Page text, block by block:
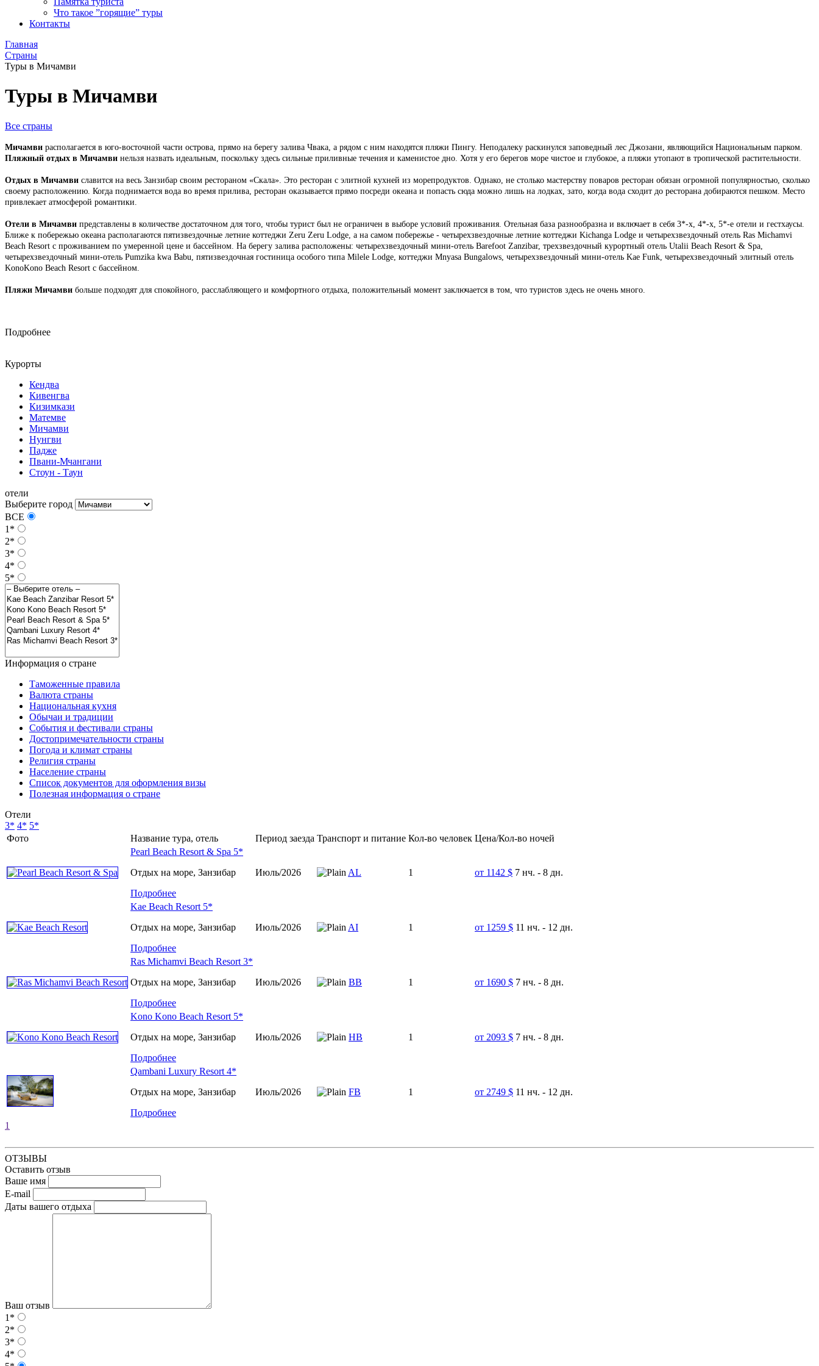
Что такое ”горящие” туры
Контакты
Главная
Страны
Туры в Мичамви
Туры в Мичамви
Все страны
Мичамви располагается в юго-восточной части острова, прямо на берегу залива Чвака, а рядом с ним находятся пляжи Пингу. Неподалеку раскинулся заповедный лес Джозани, являющийся Национальным парком.
Пляжный отдых в Мичамви нельзя назвать идеальным, поскольку здесь сильные приливные течения и каменистое дно. Хотя у его берегов море чистое и глубокое, а пляжи утопают в тропической растительности.
Отдых в Мичамви славится на весь Занзибар своим рестораном «Скала». Это ресторан с элитной кухней из морепродуктов. Однако, не столько мастерству поваров ресторан обязан огромной популярностью, сколько
своему расположению. Когда поднимается вода во время прилива, ресторан оказывается прямо посреди океана и попасть сюда можно лишь на лодках, зато, когда вода сходит до ресторана добираются пешком. Место
привлекает атмосферой романтики.
Отели в Мичамви представлены в количестве достаточном для того, чтобы турист был не ограничен в выборе условий проживания. Отельная база разнообразна и включает в себя 3*-х, 4*-х, 5*-е отели и гестхаусы.
Ближе к побережью океана располагаются пятизвездочные летние коттеджи Zeru Zeru Lodge, а на самом побережье - четырехзвездочные летние коттеджи Kichanga Lodge и четырехзвездочный отель Ras Michamvi
Beach Resort с проживанием по умеренной цене и бассейном. На берегу залива расположены: четырехзвездочный мини-отель Barefoot Zanzibar, трехзвездочный курортный отель Utalii Beach Resort & Spa,
четырехзвездочный мини-отель Pumzika kwa Babu, пятизвездочная гостиница особого типа Milele Lodge, коттеджи Mnyasa Bungalows, четырехзвездочный мини-отель Kae Funk, четырехзвездочный элитный отель
KonoKono Beach Resort с бассейном.
Пляжи Мичамви больше подходят для спокойного, расслабляющего и комфортного отдыха, положительный момент заключается в том, что туристов здесь не очень много.
Подробнее
Курорты
Кендва
Кивенгва
Кизимкази
Матемве
Мичамви
Нунгви
Падже
Пвани-Мчангани
Стоун - Таун
отели
Выберите город
ВСЕ
1*
2*
3*
4*
5*
Информация о стране
Таможенные правила
Валюта страны
Национальная кухня
Обычаи и традиции
События и фестивали страны
Достопримечательности страны
Погода и климат страны
Религия страны
Население страны
Список документов для оформления визы
Полезная информация о стране
Отели
3* 4* 5*
Фото
Название тура, отель Период заезда Транспорт и питание Кол-во человек Цена/Кол-во ночей
Pearl Beach Resort & Spa 5*
Отдых на море, Занзибар
Подробнее
Июль/2026 AL 1 от 1142 $ 7 нч. - 8 дн.
Kae Beach Resort 5*
Отдых на море, Занзибар
Подробнее
Июль/2026 AI 1 от 1259 $ 11 нч. - 12 дн.
Ras Michamvi Beach Resort 3*
Отдых на море, Занзибар
Подробнее
Июль/2026 ВВ 1 от 1690 $ 7 нч. - 8 дн.
Kono Kono Beach Resort 5*
Отдых на море, Занзибар
Подробнее
Июль/2026 HB 1 от 2093 $ 7 нч. - 8 дн.
Qambani Luxury Resort 4*
Отдых на море, Занзибар
Подробнее
Июль/2026 FB 1 от 2749 $ 11 нч. - 12 дн.
1
ОТЗЫВЫ
Оставить отзыв
Ваше имя
E-mail
Даты вашего отдыха
Ваш отзыв
1*
2*
3*
4*